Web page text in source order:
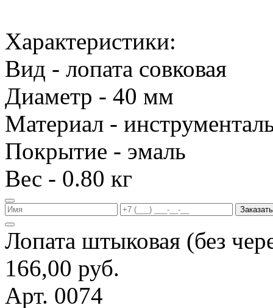
Характеристики:
Вид - лопата совковая
Диаметр - 40 мм
Материал -
Покрытие - эмаль
Вес - 0.80 кг
Заказать
Лопата штыковая (без
166,00 руб.
Арт. 0074